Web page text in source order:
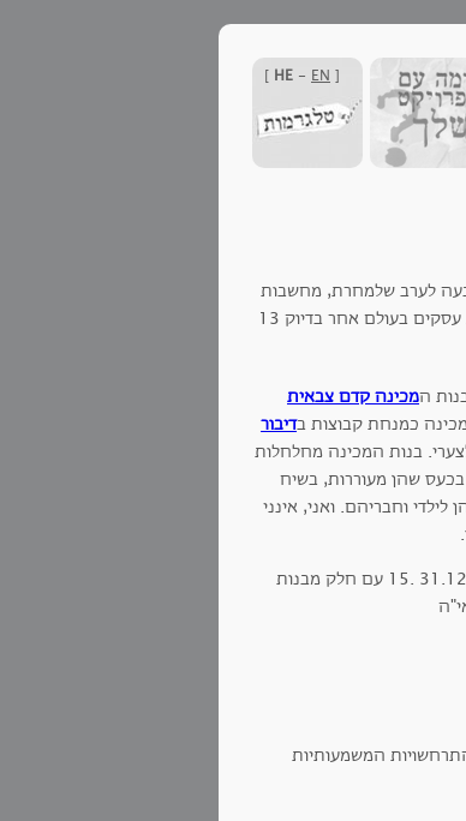
[
HE - EN
]
שנקבעה לערב שלמחרת, מחשבות
על אפשרות מעבר לתל-אביב ובעיקר סבבו חיינו סביב מחלתו של חמי האהוב שהלך לעשות עסקים בעולם אחר בדיוק 13
מכינה קדם צבאית
כמנחת קבוצות בדיבור
בנות המכינה מחלחלות
שהן מעוררות, בשיח
וחבריהם. ואני, אינני
"צייני את 3-5 אירועים/מפגשים/התרחשויות המשמעותיות